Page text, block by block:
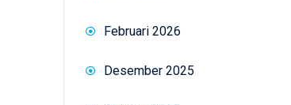
Februari 2026
Desember 2025